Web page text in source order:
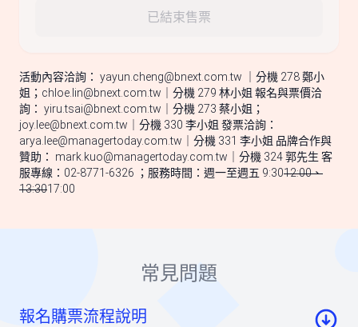
已結束售票
活動內容洽詢： yayun.cheng@bnext.com.tw ｜分機 278 鄭小
姐； chloe.lin@bnext.com.tw ｜分機 279 林小姐 報名與票價洽
詢： yiru.tsai@bnext.com.tw ｜分機 273 蔡小姐；
joy.lee@bnext.com.tw ｜分機 330 李小姐 發票洽詢：
arya.lee@managertoday.com.tw ｜分機 331 李小姐 品牌合作與
贊助： mark.kuo@managertoday.com.tw ｜分機 324 郭先生 客
服專線：02-8771-6326 ；服務時間：週一至週五 9:3012:00、
13:3017:00
常見問題
報名購票流程說明